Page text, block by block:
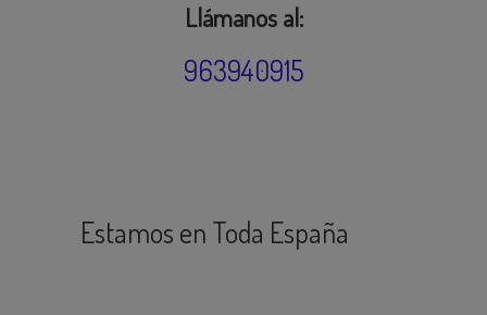
Llámanos al:
963940915
Estamos en Toda España